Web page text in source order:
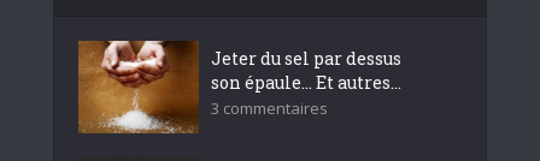
Jeter du sel par dessus
son épaule… Et autres...
3 commentaires